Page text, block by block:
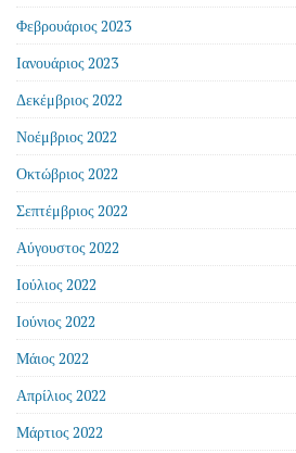
Φεβρουάριος 2023
Ιανουάριος 2023
Δεκέμβριος 2022
Νοέμβριος 2022
Οκτώβριος 2022
Σεπτέμβριος 2022
Αύγουστος 2022
Ιούλιος 2022
Ιούνιος 2022
Μάιος 2022
Απρίλιος 2022
Μάρτιος 2022